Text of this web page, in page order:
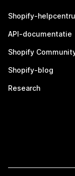
Shopify-
API-documentatie
Shopify
Shopify-blog
Research